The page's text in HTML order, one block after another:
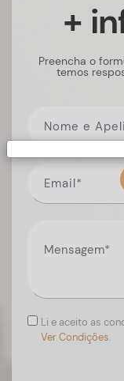
+
Preencha o
temos
Li e aceito as
Ver Condições.